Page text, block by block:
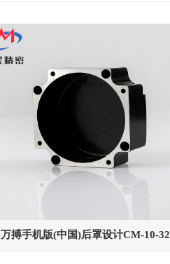
万搏手机版(中国)后罩设计CM-10-32